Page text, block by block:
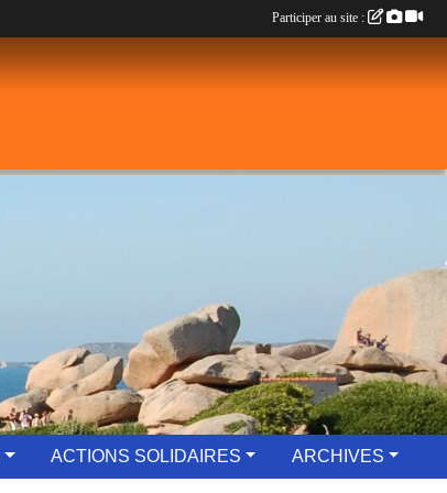
ACTIONS SOLIDAIRES ARCHIVES
Participer au site :